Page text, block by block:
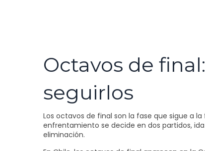
Octavos de
seguirlos
Los octavos de final son la fase que sigue a
enfrentamiento se decide en dos partidos,
eliminación.